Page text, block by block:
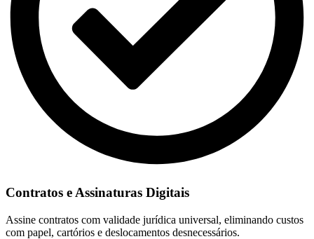
Contratos e Assinaturas Digitais
Assine contratos com validade jurídica universal, eliminando custos
com papel, cartórios e deslocamentos desnecessários.